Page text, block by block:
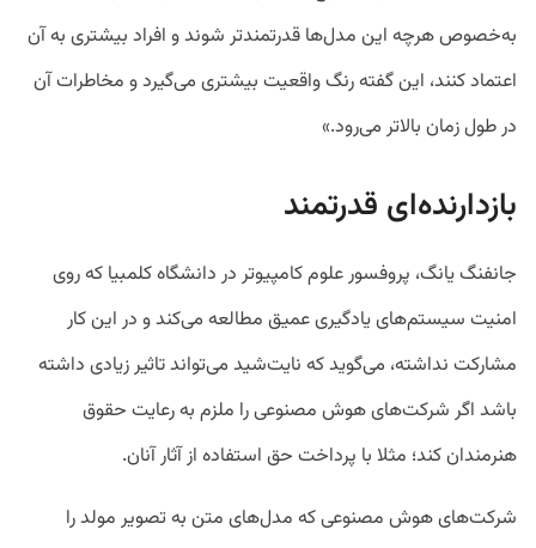
به‌خصوص هرچه این مدل‌ها قدرتمندتر شوند و افراد بیشتری به آن
اعتماد کنند، این گفته رنگ واقعیت بیشتری می‌گیرد و مخاطرات آن
در طول زمان بالاتر می‌رود.»
بازدارنده‌ای قدرتمند
جانفنگ یانگ، پروفسور علوم کامپیوتر در دانشگاه کلمبیا که روی
امنیت سیستم‌های یادگیری عمیق مطالعه می‌کند و در این کار
مشارکت نداشته، می‌گوید که نایت‌شید می‌تواند تاثیر زیادی داشته
باشد اگر شرکت‌های هوش مصنوعی را ملزم به رعایت حقوق
هنرمندان کند؛ مثلا با پرداخت حق استفاده از آثار آنان.
شرکت‌های هوش مصنوعی که مدل‌های متن به تصویر مولد را